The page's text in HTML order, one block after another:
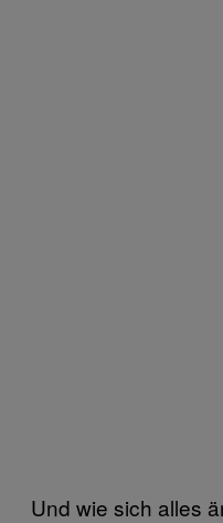
Und wie sich alles